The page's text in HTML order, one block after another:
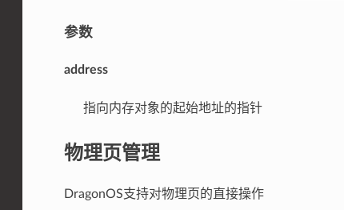
参数
address
指向内存对象的起始地址的指针
物理页管理
DragonOS支持对物理页的直接操作